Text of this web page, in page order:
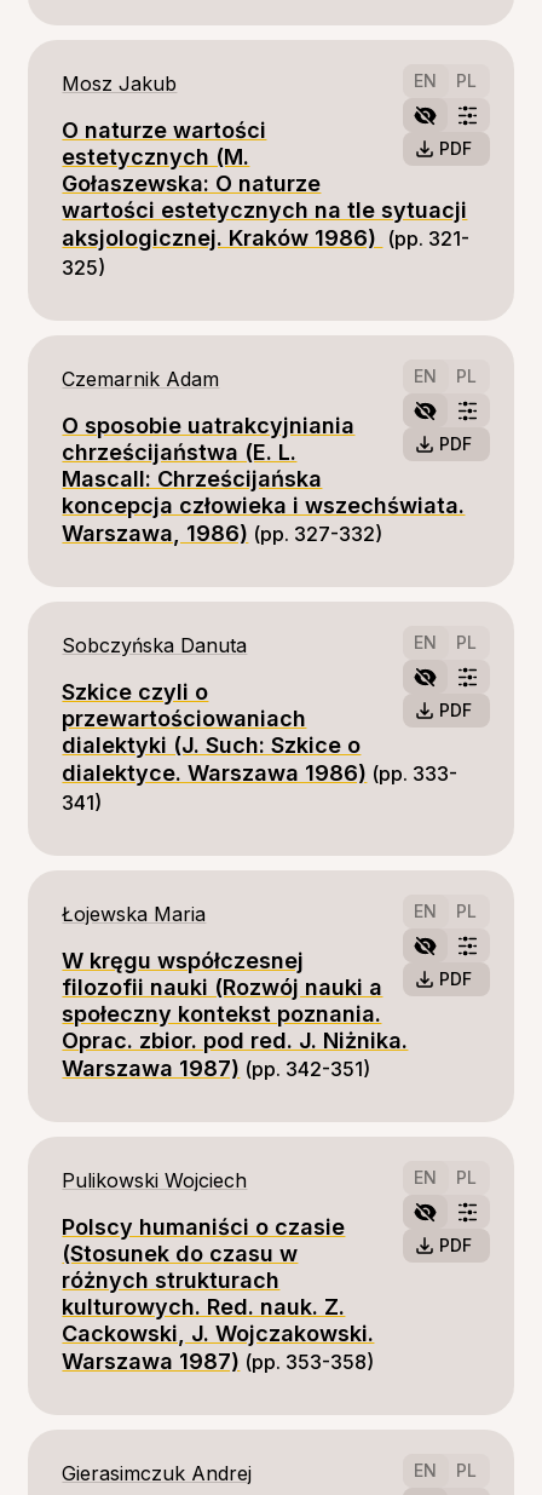
EN PL
PDF
Mosz Jakub
O naturze wartości
estetycznych (M.
Gołaszewska: O naturze
wartości estetycznych na tle sytuacji
aksjologicznej. Kraków 1986) (pp. 321-
325)
EN PL
PDF
Czemarnik Adam
O sposobie uatrakcyjniania
chrześcijaństwa (E. L.
Mascall: Chrześcijańska
koncepcja człowieka i wszechświata.
Warszawa, 1986) (pp. 327-332)
EN PL
PDF
Sobczyńska Danuta
Szkice czyli o
przewartościowaniach
dialektyki (J. Such: Szkice o
dialektyce. Warszawa 1986) (pp. 333-
341)
EN PL
PDF
Łojewska Maria
W kręgu współczesnej
filozofii nauki (Rozwój nauki a
społeczny kontekst poznania.
Oprac. zbior. pod red. J. Niżnika.
Warszawa 1987) (pp. 342-351)
EN PL
PDF
Pulikowski Wojciech
Polscy humaniści o czasie
(Stosunek do czasu w
różnych strukturach
kulturowych. Red. nauk. Z.
Cackowski, J. Wojczakowski.
Warszawa 1987) (pp. 353-358)
EN PL
Gierasimczuk Andrej